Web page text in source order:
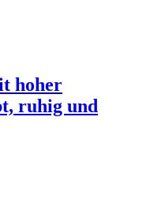
hoher
ruhig und